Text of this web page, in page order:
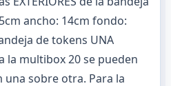
ancho: 14cm fondo:
de tokens UNA
la multibox 20 se pueden
una sobre otra. Para la